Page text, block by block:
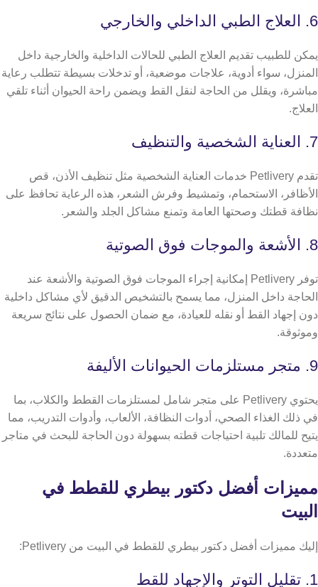
6. العلاج الطبي الداخلي والخارجي
يمكن للطبيب تقديم العلاج الطبي للحالات الداخلية والخارجية داخل
المنزل، سواء أدوية، علاجات موضعية، أو تدخلات بسيطة تتطلب رعاية
مباشرة، ويقلل من الحاجة لنقل القط ويضمن راحة الحيوان أثناء تلقي
العلاج.
7. العناية الشخصية والتنظيف
تقدم Petlivery خدمات العناية الشخصية مثل تنظيف الأذن، قص
الأظافر، الاستحمام، وتمشيط وفرش الشعر، هذه الرعاية تحافظ على
نظافة قطتك وصحتها العامة وتمنع مشاكل الجلد والشعر.
8. الأشعة والموجات فوق الصوتية
توفر Petlivery إمكانية إجراء الموجات فوق الصوتية والأشعة عند
الحاجة داخل المنزل، مما يسمح بالتشخيص الدقيق لأي مشاكل داخلية
دون إجهاد القط أو نقله للعيادة، مع ضمان الحصول على نتائج سريعة
وموثوقة.
9. متجر مستلزمات الحيوانات الأليفة
يحتوي Petlivery على متجر شامل لمستلزمات القطط والكلاب، بما
في ذلك الغذاء الصحي، أدوات النظافة، الألعاب، وأدوات التدريب، مما
يتيح للمالك تلبية احتياجات قطته بسهولة دون الحاجة للبحث في متاجر
متعددة.
مميزات أفضل دكتور بيطري للقطط في
البيت
إليك مميزات أفضل دكتور بيطري للقطط في البيت من Petlivery:
1. تقليل التوتر والإجهاد للقط